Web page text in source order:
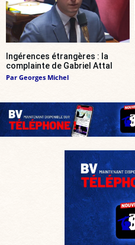
Ingérences étrangères : la
complainte de Gabriel Attal
Par Georges Michel